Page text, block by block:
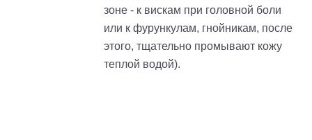
зоне - к вискам при головной боли
или к фурункулам, гнойникам, после
этого, тщательно промывают кожу
теплой водой).